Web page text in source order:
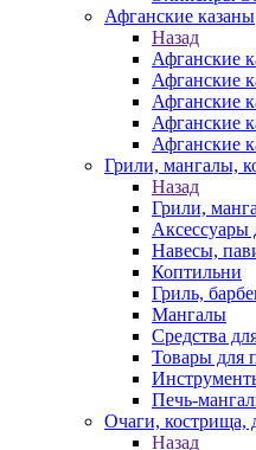
Афганские казаны
Назад
Афганские
Афганские
Афганские
Афганские
Афганские
Грили, мангалы,
Назад
Грили,
Аксессуары
Навесы,
Коптильни
Гриль,
Мангалы
Средства
Товары для
Печь-
Очаги, кострища,
Назад